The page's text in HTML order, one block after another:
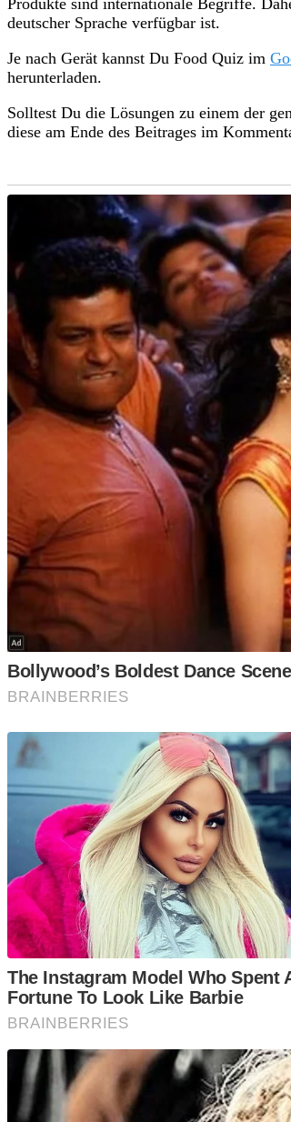
deutscher Sprache verfügbar ist.
Je nach Gerät kannst Du Food Quiz im
herunterladen.
Solltest Du die Lösungen zu einem der
diese am Ende des Beitrages im